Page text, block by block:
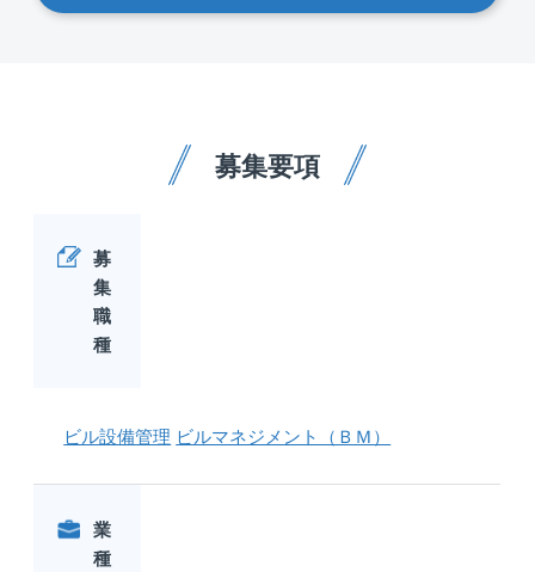
募集要項
募
集
職
種
ビル設備管理 ビルマネジメント（ＢＭ）
業
種